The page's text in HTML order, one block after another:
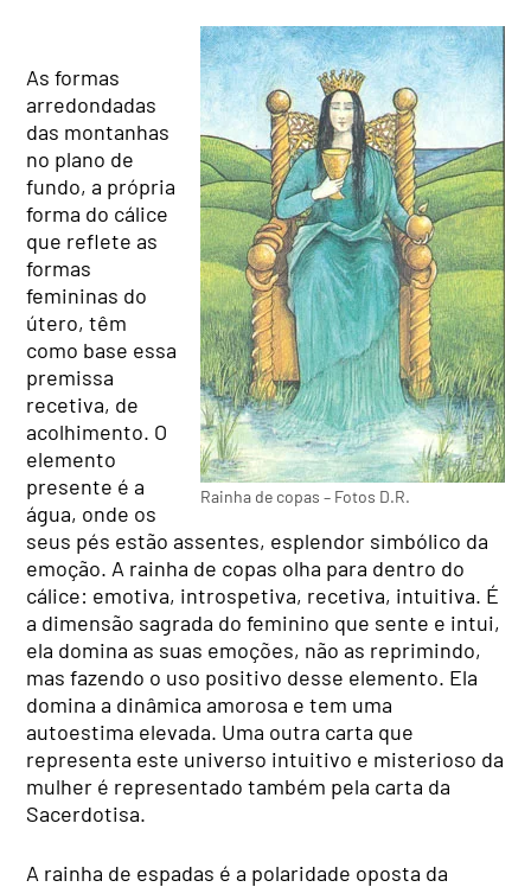
Rainha de copas – Fotos D.R.
As formas
arredondadas
das montanhas
no plano de
fundo, a própria
forma do cálice
que reflete as
formas
femininas do
útero, têm
como base essa
premissa
recetiva, de
acolhimento. O
elemento
presente é a
água, onde os
seus pés estão assentes, esplendor simbólico da
emoção. A rainha de copas olha para dentro do
cálice: emotiva, introspetiva, recetiva, intuitiva. É
a dimensão sagrada do feminino que sente e intui,
ela domina as suas emoções, não as reprimindo,
mas fazendo o uso positivo desse elemento. Ela
domina a dinâmica amorosa e tem uma
autoestima elevada. Uma outra carta que
representa este universo intuitivo e misterioso da
mulher é representado também pela carta da
Sacerdotisa.
A rainha de espadas é a polaridade oposta da